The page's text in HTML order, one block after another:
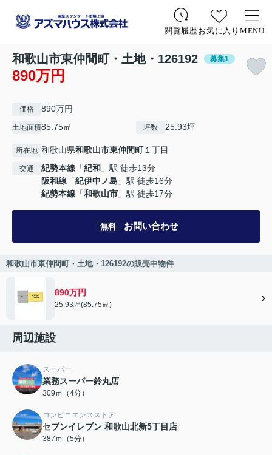
閲覧履歴お気に入り MENU
和歌山市東仲間町・土地・126192 募集1
890万円
価格 890万円
土地面積85.75㎡ 坪数 25.93坪
所在地 和歌山県和歌山市東仲間町１丁目
交通 紀勢本線 「紀和 」駅 徒歩13分
阪和線 「紀伊中ノ島 」駅 徒歩16分
紀勢本線 「和歌山市 」駅 徒歩17分
無料 お問い合わせ
和歌山市東仲間町・土地・126192の販売中物件
890万円
25.93坪(85.75㎡)
周辺施設
スーパー
業務スーパー鈴丸店
309ｍ（4分）
コンビニエンスストア
セブンイレブン 和歌山北新5丁目店
387ｍ（5分）